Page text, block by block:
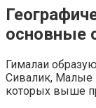
основные
Гималаи
Сивалик, Малые
которых выше